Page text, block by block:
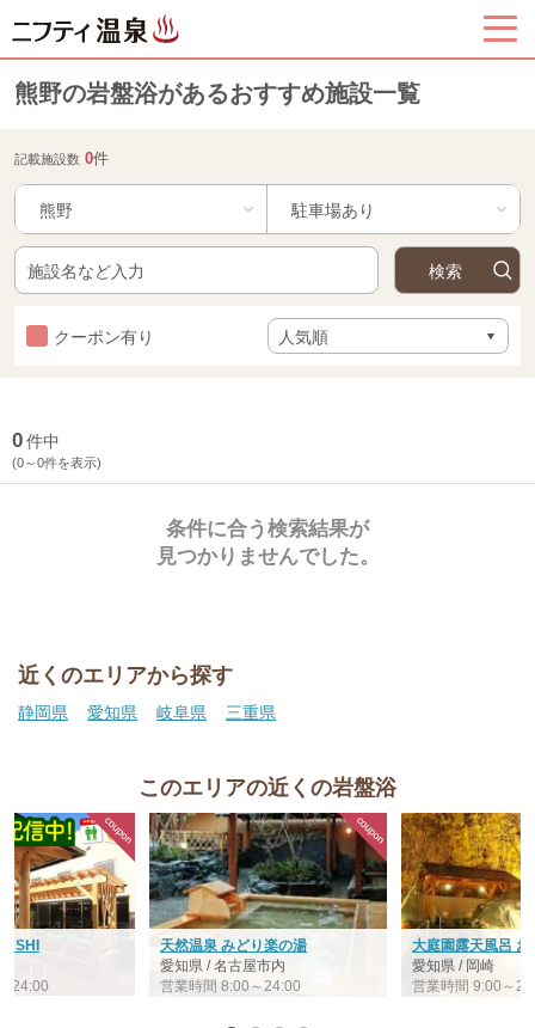
熊野の岩盤浴があるおすすめ施設一覧
記載施設数 0件
熊野
クーポン有り
0件中
(0～0件を表示)
条件に合う検索結果が
見つかりませんでした。
近くのエリアから探す
静岡県 愛知県 岐阜県 三重県
このエリアの近くの岩盤浴
24:00
天然温泉 みどり楽の湯
愛知県 / 名古屋市内
営業時間 8:00～24:00
大庭園露天風呂
愛知県 / 岡崎
営業時間 9:00～